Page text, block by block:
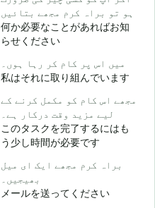
ہو تو براہ کرم مجھے بتائیں
何か必要なことがあればお知
らせください
میں اس پر کام کر رہا ہوں۔
私はそれに取り組んでいます
مجھے اس کام کو مکمل کرنے کے
لیے مزید وقت درکار ہے۔
このタスクを完了するにはも
う少し時間が必要です
براہ کرم مجھے ایک ای میل
بھیجیں۔
メールを送ってください